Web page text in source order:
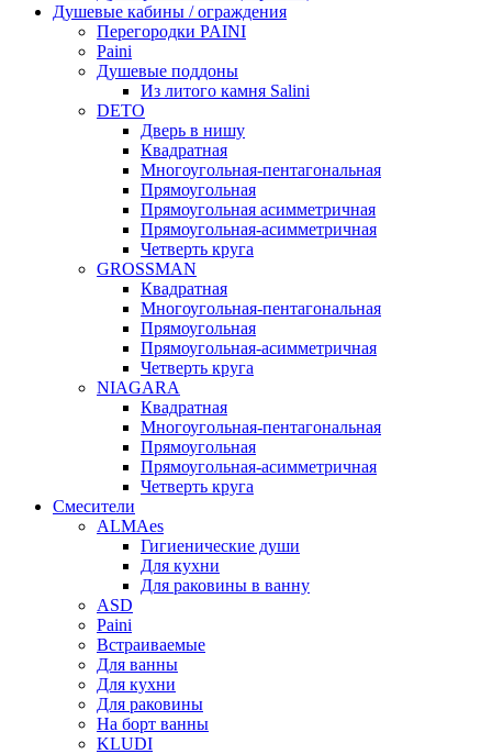
Душевые кабины / ограждения
Перегородки PAINI
Paini
Душевые поддоны
Из литого камня Salini
DETO
Дверь в нишу
Квадратная
Многоугольная-пентагональная
Прямоугольная
Прямоугольная асимметричная
Прямоугольная-асимметричная
Четверть круга
GROSSMAN
Квадратная
Многоугольная-пентагональная
Прямоугольная
Прямоугольная-асимметричная
Четверть круга
NIAGARA
Квадратная
Многоугольная-пентагональная
Прямоугольная
Прямоугольная-асимметричная
Четверть круга
Смесители
ALMAes
Гигиенические души
Для кухни
Для раковины в ванну
ASD
Paini
Встраиваемые
Для ванны
Для кухни
Для раковины
На борт ванны
KLUDI